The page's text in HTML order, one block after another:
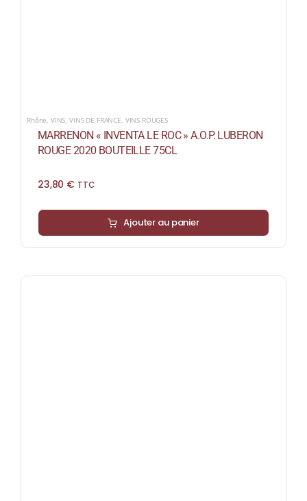
Rhône, VINS,VINS DE FRANCE, VINS ROUGES
MARRENON « INVENTA LE ROC » A.O.P. LUBERON
ROUGE 2020 BOUTEILLE 75CL
23,80 € TTC
Ajouter au panier